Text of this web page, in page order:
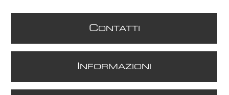
CONTATTI
NFORMAZIONI